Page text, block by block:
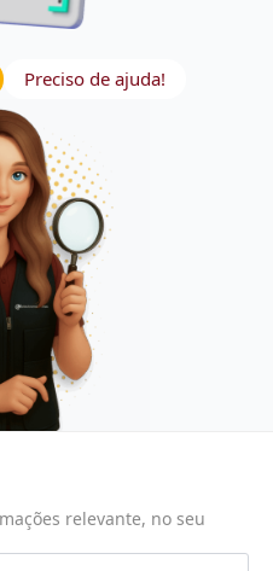
Preciso de ajuda!
relevante, no seu